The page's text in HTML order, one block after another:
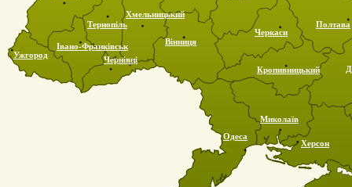
Вінниця
Ужгород
Івано-Франківськ
Тернопіль
Чернівці
Хмельницький
Полтава
Черкаси
Кропивницький
Херсон
Миколаїв
Одеса